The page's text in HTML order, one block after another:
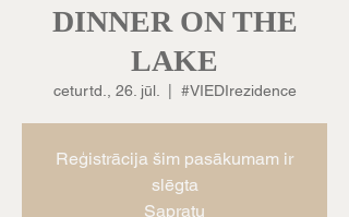
DINNER ON THE
LAKE
ceturtd., 26. jūl. #VIEDIrezidence
Reģistrācija šim pasākumam ir
slēgta
Sapratu